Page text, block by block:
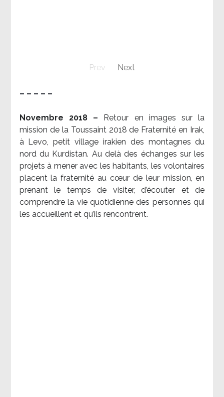
Prev Next
– – – – –
Novembre 2018 –
Retour en images sur la
mission de la Toussaint 2018 de Fraternité en Irak,
à Levo, petit village irakien des montagnes du
nord du Kurdistan. Au delà des échanges sur les
projets à mener avec les habitants, les volontaires
placent la fraternité au cœur de leur mission, en
prenant le temps de visiter, d’écouter et de
comprendre la vie quotidienne des personnes qui
les accueillent et qu’ils rencontrent.